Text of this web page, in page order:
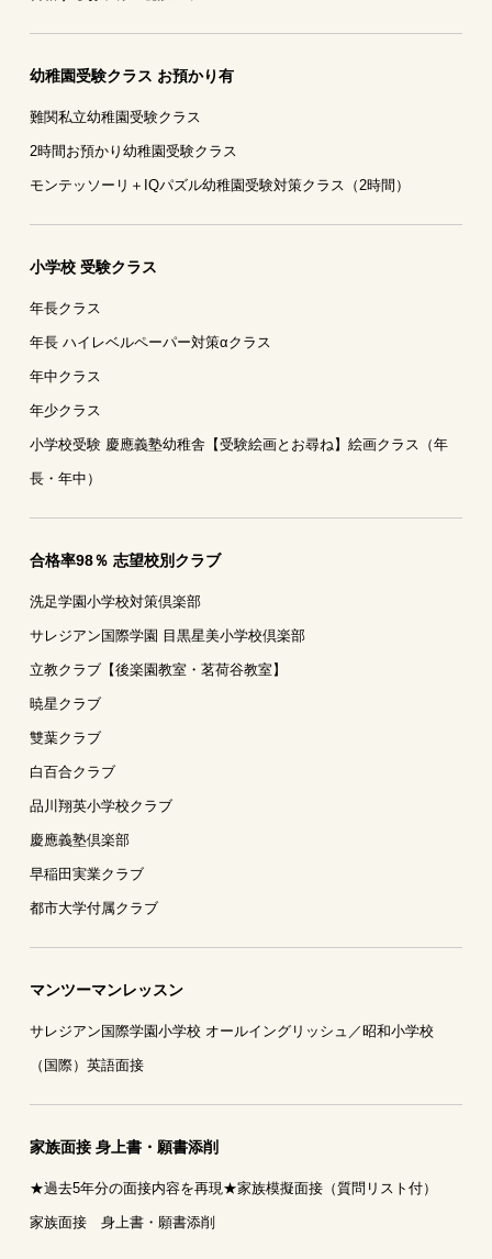
幼稚園受験クラス お預かり有
難関私立幼稚園受験クラス
2時間お預かり幼稚園受験クラス
モンテッソーリ＋IQパズル幼稚園受験対策クラス（2時間）
小学校 受験クラス
年長クラス
年長 ハイレベルペーパー対策αクラス
年中クラス
年少クラス
小学校受験 慶應義塾幼稚舎【受験絵画とお尋ね】絵画クラス（年
長・年中）
合格率98％ 志望校別クラブ
洗足学園小学校対策倶楽部
サレジアン国際学園 目黒星美小学校倶楽部
立教クラブ【後楽園教室・茗荷谷教室】
暁星クラブ
雙葉クラブ
白百合クラブ
品川翔英小学校クラブ
慶應義塾倶楽部
早稲田実業クラブ
都市大学付属クラブ
マンツーマンレッスン
サレジアン国際学園小学校 オールイングリッシュ／昭和小学校
（国際）英語面接
家族面接 身上書・願書添削
★過去5年分の面接内容を再現★家族模擬面接（質問リスト付）
家族面接 身上書・願書添削